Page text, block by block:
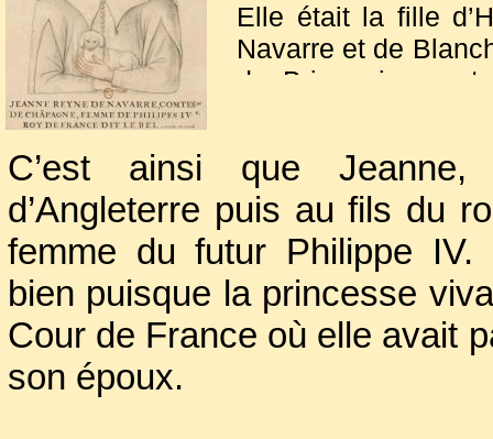
C’est ainsi que
d’Angleterre puis au fils du
femme du futur Philippe
bien puisque la princesse
Cour de France où elle avait
son époux.
Elle était la fille
Navarre et de
de Brie qui
catholiques
par Philippe III le
matrimoniale.